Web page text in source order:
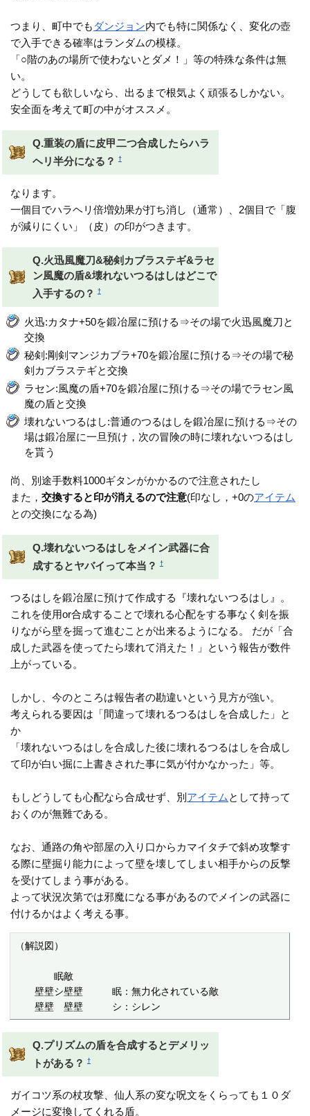
つまり、町中でも ダンジョン内でも特に関係なく、変化の壺
で入手できる確率はランダムの模様。
「○階のあの場所で使わないとダメ！」等の特殊な条件は無
い。
どうしても欲しいなら、出るまで根気よく頑張るしかない。
安全面を考えて町の中がオススメ。
Q.重装の盾に皮甲二つ合成したらハラ
ヘリ半分になる？
†
なります。
一個目でハラヘリ倍増効果が打ち消し（通常）、2個目で「腹
が減りにくい」（皮）の印がつきます。
Q.火迅風魔刀&秘剣カブラステギ&ラセ
ン風魔の盾&壊れないつるはしはどこで
入手するの？
†
火迅:カタナ+50を鍛冶屋に預ける⇒その場で火迅風魔刀と
交換
秘剣:剛剣マンジカブラ+70を鍛冶屋に預ける⇒その場で秘
剣カブラステギと交換
ラセン:風魔の盾+70を鍛冶屋に預ける⇒その場でラセン風
魔の盾と交換
壊れないつるはし:普通のつるはしを鍛冶屋に預ける⇒その
場は鍛冶屋に一旦預け，次の冒険の時に壊れないつるはし
を貰う
尚、別途手数料1000ギタンがかかるので注意されたし
また，交換すると印が消えるので注意(印なし，+0のアイテム
との交換になる為)
Q.壊れないつるはしをメイン武器に合
成するとヤバイって本当？
†
つるはしを鍛冶屋に預けて作成する『壊れないつるはし』。
これを使用or合成することで壊れる心配をする事なく剣を振
りながら壁を掘って進むことが出来るようになる。 だが「合
成した武器を使ってたら壊れて消えた！」という報告が数件
上がっている。
しかし、今のところは報告者の勘違いという見方が強い。
考えられる要因は「間違って壊れるつるはしを合成した」と
か
「壊れないつるはしを合成した後に壊れるつるはしを合成し
て印が白い掘に上書きされた事に気が付かなかった」等。
もしどうしても心配なら合成せず、別 アイテム として持って
おくのが無難である。
なお、通路の角や部屋の入り口からカマイタチで斜め攻撃す
る際に壁掘り能力によって壁を壊してしまい相手からの反撃
を受けてしまう事がある。
よって状況次第では邪魔になる事があるのでメインの武器に
付けるかはよく考える事。
（解説図）
眠敵
壁壁シ壁壁　　　眠：無力化されている敵
壁壁　壁壁　　　シ：シレン
Q.プリズムの盾を合成するとデメリッ
トがある？
†
ガイコツ系の杖攻撃、仙人系の変な呪文をくらっても１０ダ
メージに変換してくれる盾。